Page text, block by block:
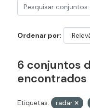
Ordenar por
6 conjuntos
encontrados
Etiquetas: radar